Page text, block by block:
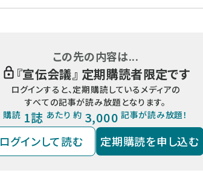
この先の内容は...
『宣伝会議』 定期購読者限定です
ログインすると、定期購読しているメディアの
すべての記事が読み放題となります。
購読 1誌 あたり 約 3,000 記事が読み放題！
ログインして読む 定期購読を申し込む